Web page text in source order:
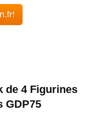
de 4 Figurines
GDP75